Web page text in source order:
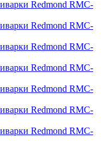
Redmond RMC-
Redmond RMC-
Redmond RMC-
Redmond RMC-
Redmond RMC-
Redmond RMC-
Redmond RMC-